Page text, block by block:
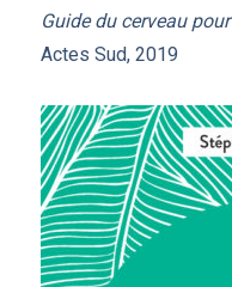
Guide du cerveau
Actes Sud, 2019